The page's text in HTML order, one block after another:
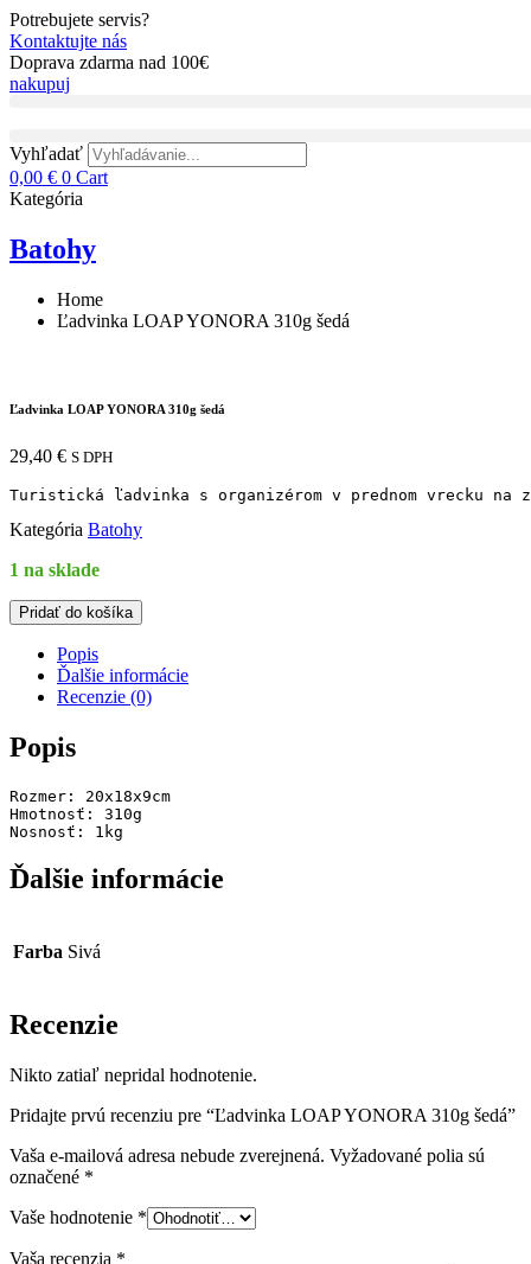
Preskočiť
na
obsah
Potrebujete servis?
Kontaktujte nás
Doprava zdarma nad 100€
nakupuj
Vyhľadať
0,00 € 0 Cart
Kategória
Batohy
Home
Ľadvinka LOAP YONORA 310g šedá
Ľadvinka LOAP YONORA 310g šedá
29,40 € S DPH
Turistická ľadvinka s organizérom v prednom vrecku na
Kategória Batohy
1 na sklade
množstvo
Ľadvinka
LOAP
YONORA
310g
Pridať do košíka
Popis
Ďalšie informácie
Recenzie (0)
Popis
Rozmer: 20x18x9cm
Hmotnosť: 310g
Nosnosť: 1kg
Ďalšie informácie
Farba Sivá
Recenzie
Nikto zatiaľ nepridal hodnotenie.
Pridajte prvú recenziu pre “Ľadvinka LOAP YONORA 310g šedá”
Vaša e-mailová adresa nebude zverejnená. Vyžadované polia sú
označené *
Vaše hodnotenie *
Vaša recenzia *